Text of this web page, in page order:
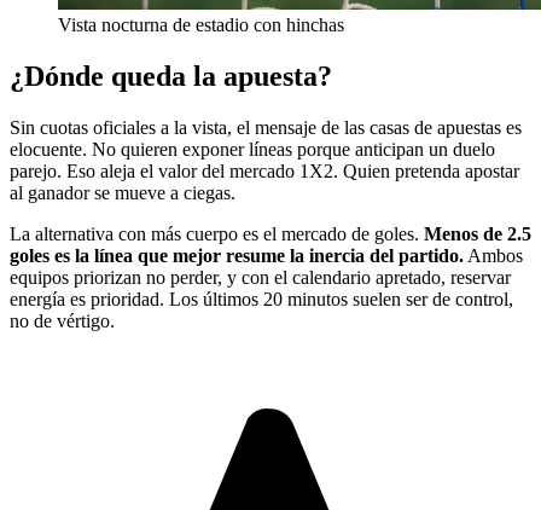
Vista nocturna de estadio con hinchas
¿Dónde queda la apuesta?
Sin cuotas oficiales a la vista, el mensaje de las casas de apuestas es
elocuente. No quieren exponer líneas porque anticipan un duelo
parejo. Eso aleja el valor del mercado 1X2. Quien pretenda apostar
al ganador se mueve a ciegas.
La alternativa con más cuerpo es el mercado de goles. Menos de 2.5
goles es la línea que mejor resume la inercia del partido. Ambos
equipos priorizan no perder, y con el calendario apretado, reservar
energía es prioridad. Los últimos 20 minutos suelen ser de control,
no de vértigo.